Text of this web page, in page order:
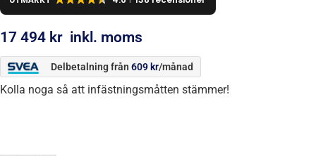
17 494 kr inkl. moms
Delbetalning från 609 kr/månad
Kolla noga så att infästningsmåtten stämmer!